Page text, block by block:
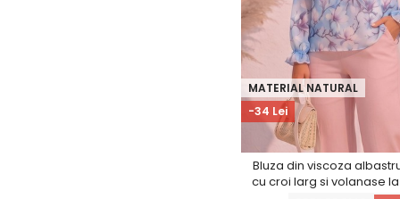
-34 Lei
MATERIAL NATURAL
Bluza din viscoza
cu croi larg si volanase